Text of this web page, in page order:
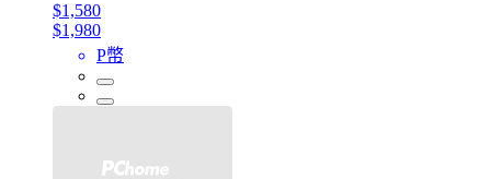
$1,580
$1,980
P幣